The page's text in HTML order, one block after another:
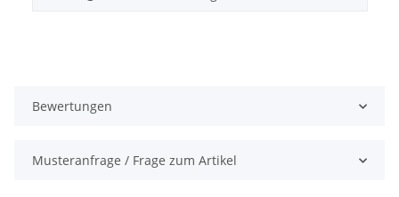
Bewertungen
Musteranfrage / Frage zum Artikel